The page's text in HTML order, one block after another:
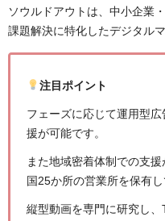
ソウルドアウトは、中小企業
課題解決に特化したデジタル
注目ポイント
フェーズに応じて運用型
援が可能です。
また地域密着体制での支
国25か所の営業所を保有し
縦型動画を専門に研究し